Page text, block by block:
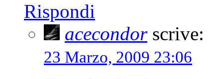
Rispondi
acecondorscrive:
23 Marzo, 2009 23:06